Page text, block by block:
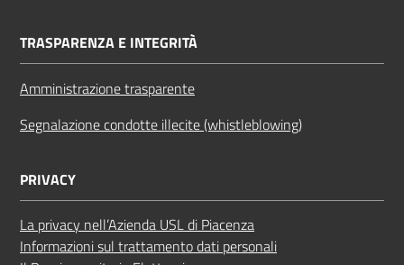
TRASPARENZA E INTEGRITÀ
Amministrazione trasparente
Segnalazione condotte illecite (whistleblowing)
PRIVACY
La privacy nell’Azienda USL di Piacenza
Informazioni sul trattamento dati personali